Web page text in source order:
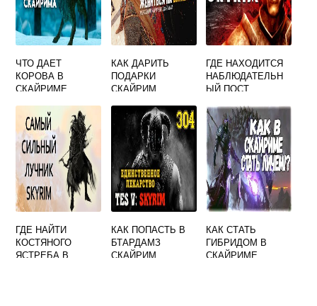
ЧТО ДАЕТ
КОРОВА В
СКАЙРИМЕ
КАК ДАРИТЬ
ПОДАРКИ
СКАЙРИМ
ГДЕ НАХОДИТСЯ
НАБЛЮДАТЕЛЬН
ЫЙ ПОСТ
В СКАЙРИМЕ
ГДЕ НАЙТИ
КОСТЯНОГО
ЯСТРЕБА В
КАК ПОПАСТЬ В
БТАРДАМЗ
СКАЙРИМ
КАК СТАТЬ
ГИБРИДОМ В
СКАЙРИМЕ